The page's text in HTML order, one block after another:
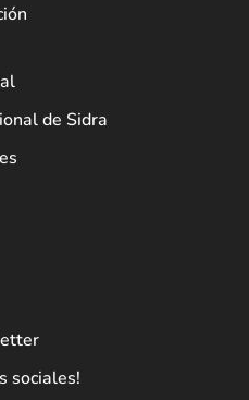
de Sidra
sociales!